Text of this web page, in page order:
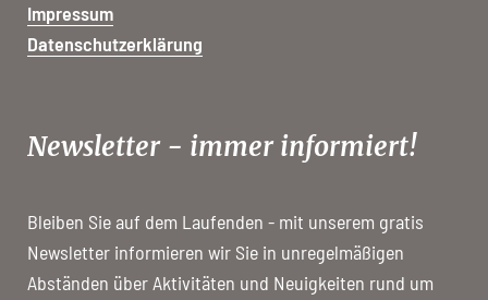
Impressum
Datenschutzerklärung
Newsletter - immer informiert!
Bleiben Sie auf dem Laufenden - mit unserem gratis
Newsletter informieren wir Sie in unregelmäßigen
Abständen über Aktivitäten und Neuigkeiten rund um